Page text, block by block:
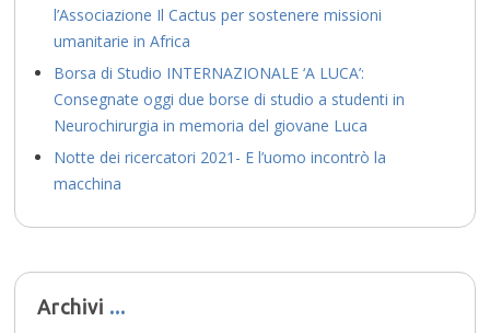
l’Associazione Il Cactus per sostenere missioni
umanitarie in Africa
Borsa di Studio INTERNAZIONALE ‘A LUCA’:
Consegnate oggi due borse di studio a studenti in
Neurochirurgia in memoria del giovane Luca
Notte dei ricercatori 2021- E l’uomo incontrò la
macchina
Archivi